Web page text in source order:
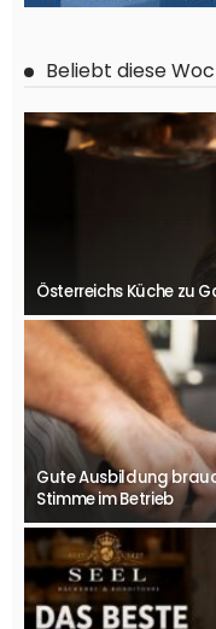
Beliebt diese
Österreichs Küche zu
Gute Ausbildung
Stimme im Betrieb